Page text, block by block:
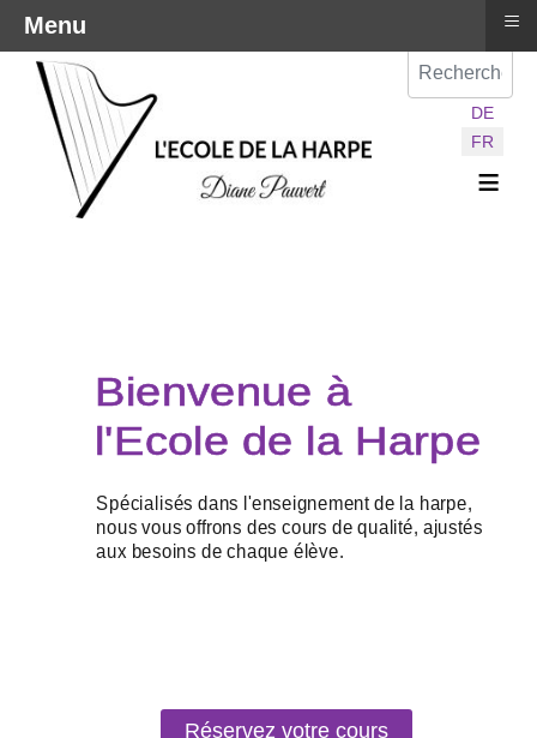
Sélectionnez
DE
FR
≡
Réservez votre cours
Menu ≡